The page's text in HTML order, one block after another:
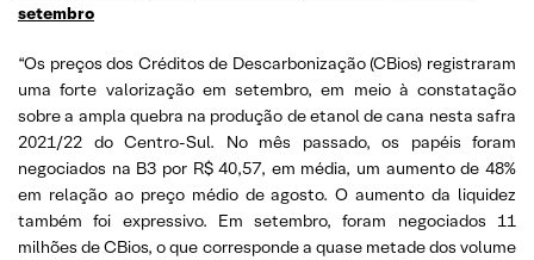
setembro
“Os preços dos Créditos de Descarbonização (CBios) registraram
uma forte valorização em setembro, em meio à constatação
sobre a ampla quebra na produção de etanol de cana nesta safra
2021/22 do Centro-Sul. No mês passado, os papéis foram
negociados na B3 por R$ 40,57, em média, um aumento de 48%
em relação ao preço médio de agosto. O aumento da liquidez
também foi expressivo. Em setembro, foram negociados 11
milhões de CBios, o que corresponde a quase metade dos volume